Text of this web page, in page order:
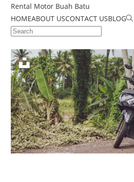
Rental Motor Buah Batu
HOMEABOUT USCONTACT USBLOG